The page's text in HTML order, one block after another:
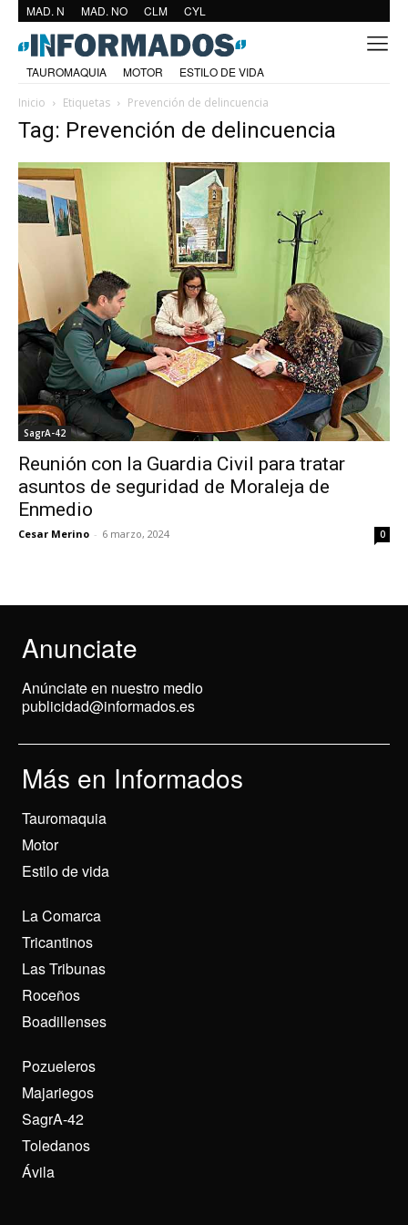
MAD. N MAD. NO CLM CYL
TAUROMAQUIA MOTOR
ESTILO DE VIDA
Inicio
Etiquetas Prevención de delincuencia
Tag: Prevención de delincuencia
SagrA-42
Reunión con la Guardia Civil para tratar
asuntos de seguridad de Moraleja de
Enmedio
Cesar Merino - 6 marzo, 2024 0
Anunciate
Anúnciate en nuestro medio
publicidad@informados.es
Más en Informados
Tauromaquia
Motor
Estilo de vida
La Comarca
Tricantinos
Las Tribunas
Roceños
Boadillenses
Pozueleros
Majariegos
SagrA-42
Toledanos
Ávila